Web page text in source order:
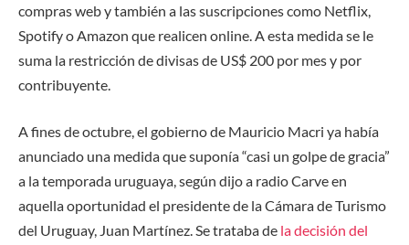
compras web y también a las suscripciones como Netflix,
Spotify o Amazon que realicen online. A esta medida se le
suma la restricción de divisas de US$ 200 por mes y por
contribuyente.
A fines de octubre, el gobierno de Mauricio Macri ya había
anunciado una medida que suponía “casi un golpe de gracia”
a la temporada uruguaya, según dijo a radio Carve en
aquella oportunidad el presidente de la Cámara de Turismo
del Uruguay, Juan Martínez. Se trataba de la decisión del